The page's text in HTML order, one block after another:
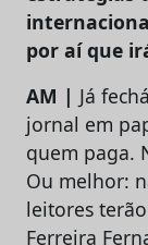
por aí que
AM | Já
jornal em
quem paga.
Ou melhor:
leitores
Ferreira